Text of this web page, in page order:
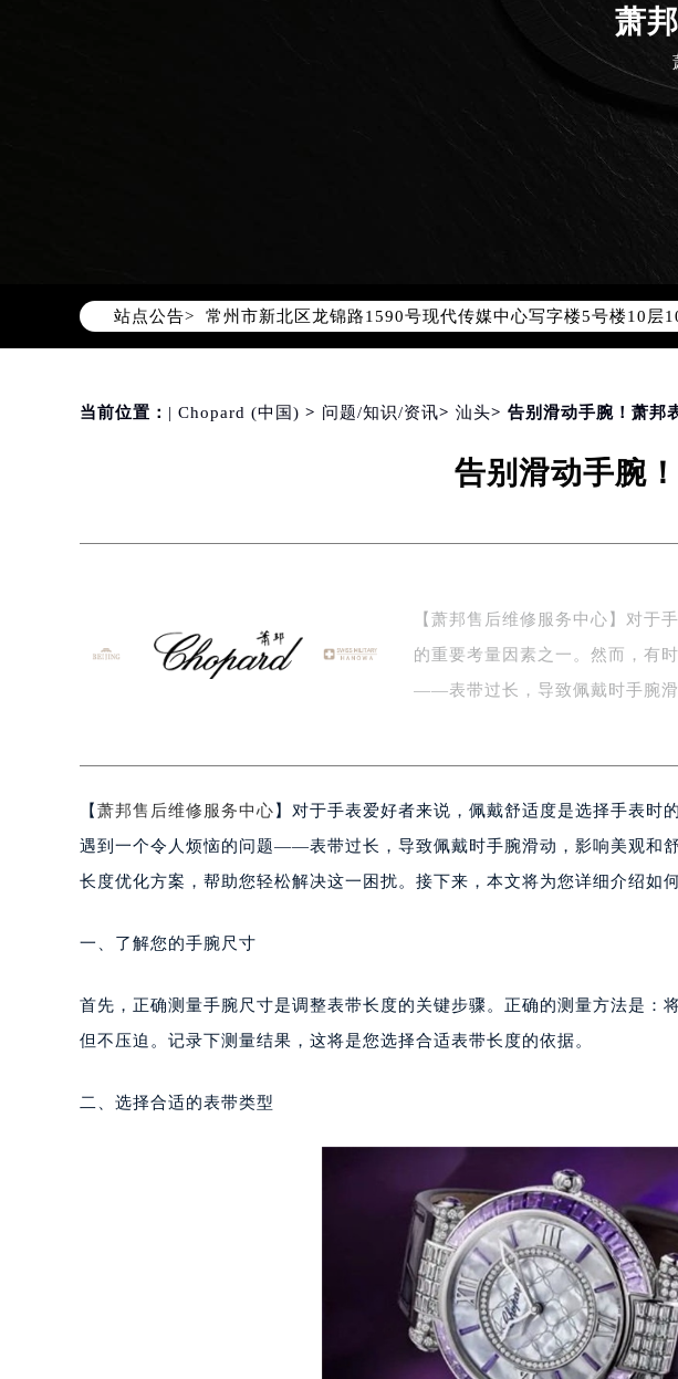
萧
站点公告>
2026年8月萧邦全国官方售后客户服务热线：400-885-0231
萧邦官方全国统一服务热线400-885-0231，服务覆盖中国
2026年8月萧邦售后服务中心最新网点地址：
北京市朝阳区建国门外大街甲6号华熙国际中心写字楼D座
北京市东城区东长安街1号东方广场写字楼W3座6层602室（
天津市和平区赤峰道136号天津国际金融中心写字楼26层
上海市徐汇区虹桥路3号港汇中心写字楼2座37层3705室（需
上海市黄浦区南京东路299号宏伊国际广场写字楼8层806室
南京市秦淮区中山南路1号（新街口）南京中心写字楼22层
常州市新北区龙锦路1590号现代传媒中心写字楼5号楼10层
徐州市鼓楼区淮海东路29号苏宁广场IFC国际金融中心写字
盐城市盐都区世纪大道5号盐城金融城写字楼1号楼16层
宁波市江北区大闸南路500号来福士广场办公楼20层2009室
南昌市红谷滩新区红谷中大道998号绿地双子塔（中央广场
济南市历下区经十路11111号华润中心写字楼（万象城）15
广州市天河区天河路230号万菱汇国际中心写字楼A塔7层
厦门市思明区湖滨东路95号华润大厦写字楼B座11层1104室
福州市鼓楼区五四路128-1号恒力城写字楼15层03室（需提前
成都市锦江区人民东路6号SAC东原中心写字楼24层2406B
长沙市芙蓉区定王台街道建湘路393号世茂环球金融中心写
太原市迎泽区解放路15号亨得利名表服务中心（品牌授权店
沈阳市沈河区中街路137号亨得利名表服务中心（品牌授权
乌鲁木齐市天山区红山路26号时代广场（CCMALL）C座17
哈尔滨市道里区友谊西路600号富力中心T2座写字楼29层03
大连市中山区人民路15号国际金融大厦7层G室（需提前预约
佛山市禅城区季华五路57号万科金融中心C座12层1205室（
东莞市东城街道鸿福东路1号民盈国贸中心T1写字楼9层907
无锡市梁溪区人民中路139号恒隆广场写字楼1座11层1104
南通市崇川区工农路57号圆融广场写字楼16层1603室（需提
苏州市苏州工业园区星港街199号苏州中心办公楼C座22层08
武汉市江汉区解放大道686号世界贸易大厦38层09室（需提
当前位置： | Chopard (中国) > 问题/知识/资讯> 汕头> 告别滑动手腕！萧邦
告别滑动手腕
【萧邦售后维修服务中心】对于
的重要考量因素之一。然而，有
——表带过长，导致佩戴时手腕滑
【萧邦售后维修服务中心】对于手表爱好者来说，佩戴舒适度是选择手表时
遇到一个令人烦恼的问题——表带过长，导致佩戴时手腕滑动，影响美观和
长度优化方案，帮助您轻松解决这一困扰。接下来，本文将为您详细介绍如
一、了解您的手腕尺寸
首先，正确测量手腕尺寸是调整表带长度的关键步骤。正确的测量方法是：
但不压迫。记录下测量结果，这将是您选择合适表带长度的依据。
二、选择合适的表带类型